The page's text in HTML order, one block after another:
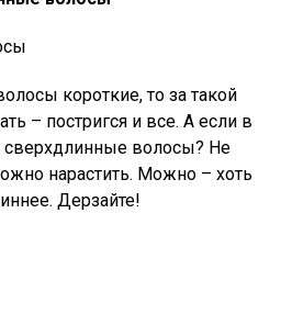
короткие, то за такой
– постригся и все. А если в
сверхдлинные волосы? Не
нарастить. Можно – хоть
Дерзайте!